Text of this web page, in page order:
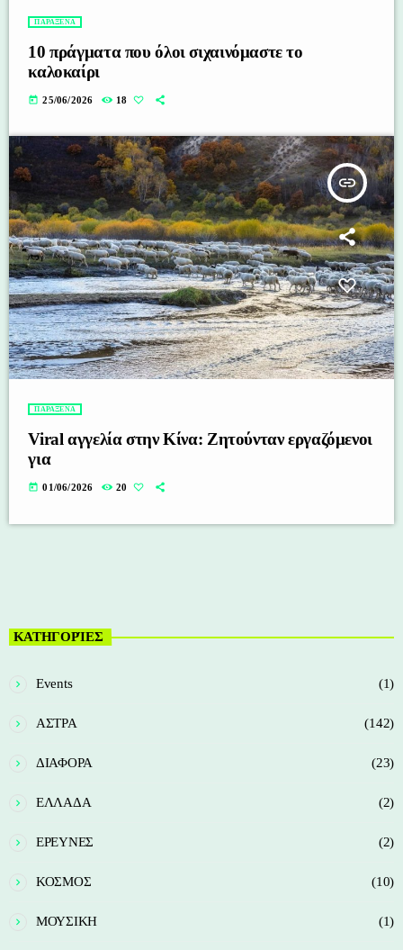
ΠΑΡΑΞΕΝΑ
10 πράγματα που όλοι σιχαινόμαστε το
καλοκαίρι
today 25/06/2026 18
insert_link
ΠΑΡΑΞΕΝΑ
Viral αγγελία στην Κίνα: Ζητούνταν εργαζόμενοι
για
today 01/06/2026 20
ΚΑΤΗΓΟΡΊΕΣ
Events (1)
ΑΣΤΡΑ (142)
ΔΙΑΦΟΡΑ (23)
ΕΛΛΑΔΑ (2)
ΕΡΕΥΝΕΣ (2)
ΚΟΣΜΟΣ (10)
ΜΟΥΣΙΚΗ (1)